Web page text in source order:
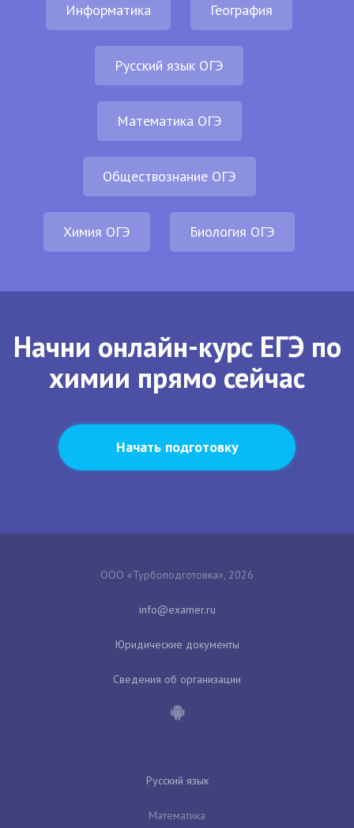
Информатика География
Русский язык ОГЭ
Математика ОГЭ
Обществознание ОГЭ
Химия ОГЭ Биология ОГЭ
Начни онлайн-курс ЕГЭ по
химии прямо сейчас
Начать подготовку
ООО «Турбоподготовка», 2026
Юридические документы
Сведения об организации
Русский язык
Математика